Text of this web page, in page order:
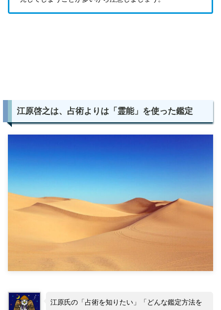
江原啓之は、占術よりは「霊能」を使った鑑定
江原氏の「占術を知りたい」「どんな鑑定方法を